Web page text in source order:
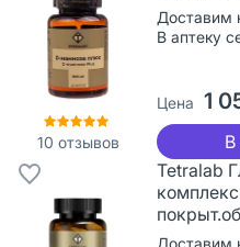
10 отзывов
Доставим
В аптеку
Цена 1
В
Tetralab
Доставим